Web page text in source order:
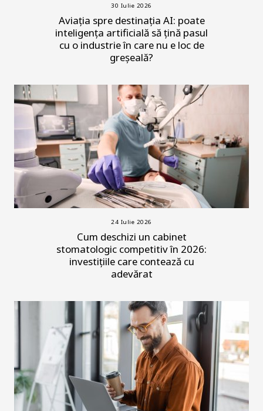
30 Iulie 2026
Aviația spre destinația AI: poate
inteligența artificială să țină pasul
cu o industrie în care nu e loc de
greșeală?
24 Iulie 2026
Cum deschizi un cabinet
stomatologic competitiv în 2026:
investițiile care contează cu
adevărat